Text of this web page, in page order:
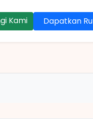
Kami Dapatkan